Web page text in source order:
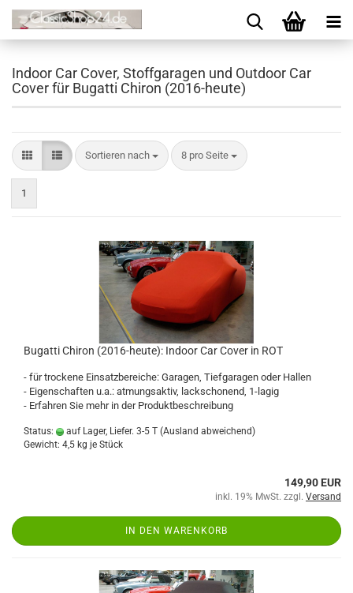
Indoor Car Cover, Stoffgaragen und Outdoor Car
Cover für Bugatti Chiron (2016-heute)
Sortieren nach 8 pro Seite
1
Bugatti Chiron (2016-heute): Indoor Car Cover in ROT
- für trockene Einsatzbereiche: Garagen, Tiefgaragen oder Hallen
- Eigenschaften u.a.: atmungsaktiv, lackschonend, 1-lagig
- Erfahren Sie mehr in der Produktbeschreibung
Status: auf Lager, Liefer. 3-5 T (Ausland abweichend)
Gewicht: 4,5 kg je Stück
149,90 EUR
inkl. 19% MwSt. zzgl. Versand
IN DEN WARENKORB